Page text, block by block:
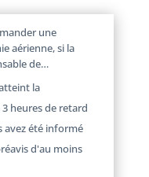
une
aérienne, si la
de…
la
heures de retard
avez été informé
d'au moins